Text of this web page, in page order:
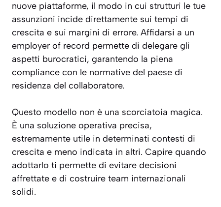
nuove piattaforme, il modo in cui strutturi le tue
assunzioni incide direttamente sui tempi di
crescita e sui margini di errore. Affidarsi a un
employer of record permette di delegare gli
aspetti burocratici, garantendo la piena
compliance con le normative del paese di
residenza del collaboratore.
Questo modello non è una scorciatoia magica.
È una soluzione operativa precisa,
estremamente utile in determinati contesti di
crescita e meno indicata in altri. Capire quando
adottarlo ti permette di evitare decisioni
affrettate e di costruire team internazionali
solidi.